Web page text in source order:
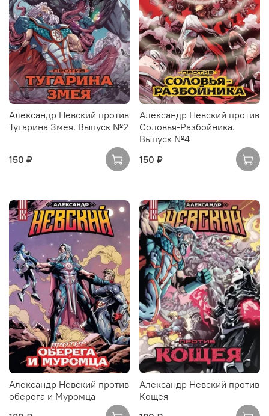
Александр Невский против
Тугарина Змея. Выпуск №2
150 ₽
Александр Невский против
Соловья-Разбойника.
Выпуск №4
150 ₽
Александр Невский против
оберега и Муромца
Александр Невский против
Кощея